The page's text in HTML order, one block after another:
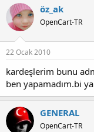
öz_ak
OpenCart-TR
22 Ocak 2010
kardeşlerim bunu
ben yapamadım.bi
GENERAL
OpenCart-TR